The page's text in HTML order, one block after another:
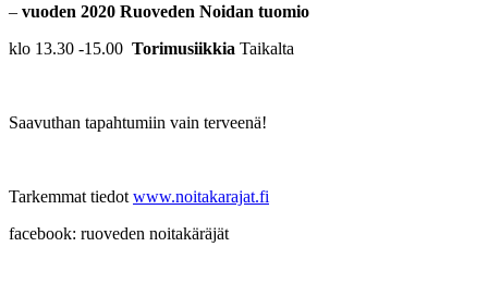
– vuoden 2020 Ruoveden Noidan tuomio
klo 13.30 -15.00 Torimusiikkia Taikalta
Saavuthan tapahtumiin vain terveenä!
Tarkemmat tiedot www.noitakarajat.fi
facebook: ruoveden noitakäräjät